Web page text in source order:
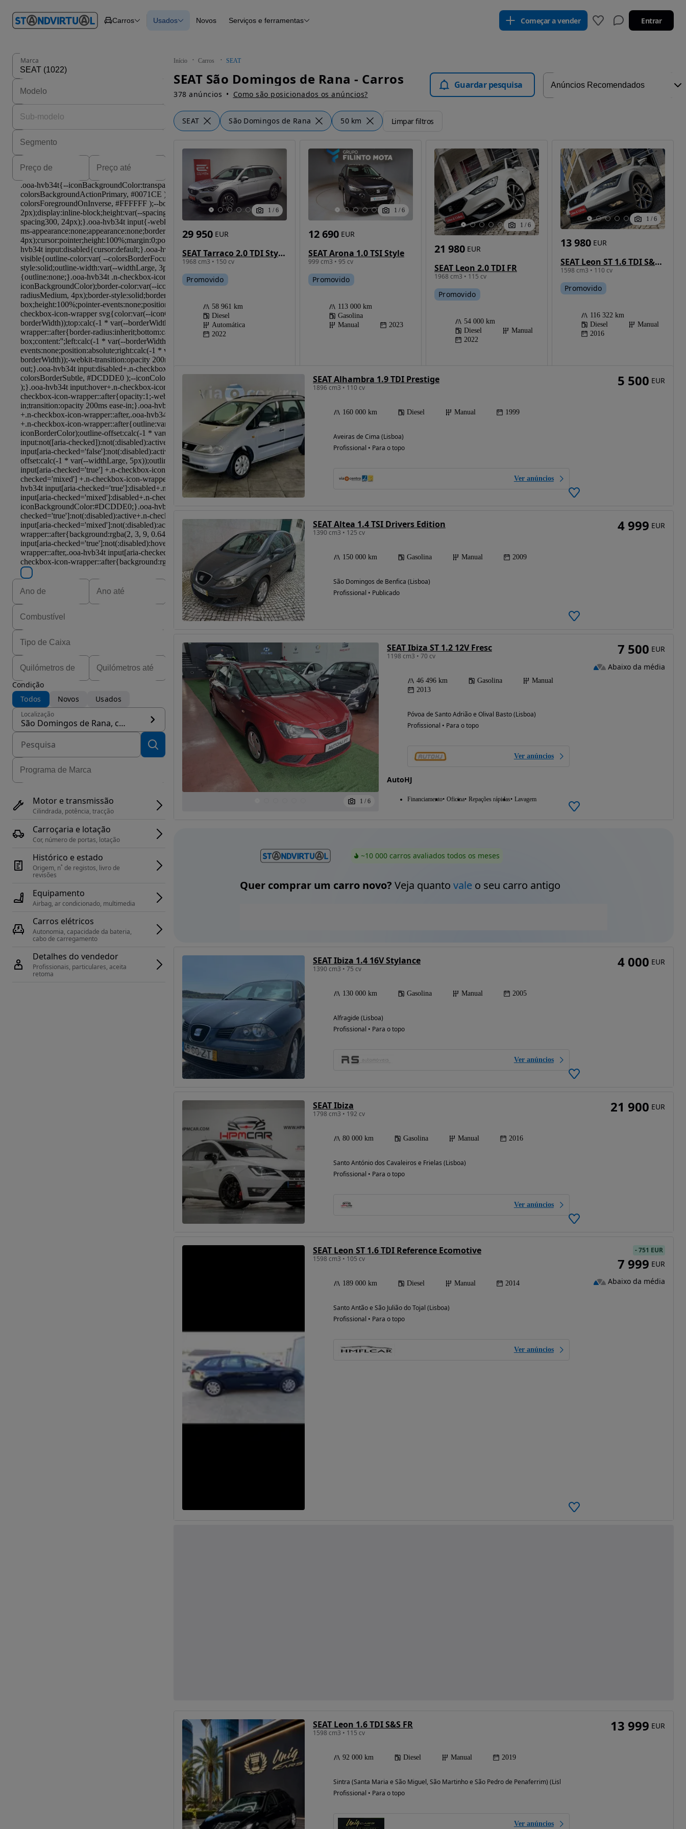
em
Carros Carros
Carros
Novos
Usados Novos Serviços e ferramentas Começar a vender Entrar
Início Carros SEAT
SEAT São Domingos de Rana - Carros
378 anúncios Como são posicionados os anúncios?
Guardar pesquisa
SEAT São Domingos de Rana 50 km Limpar filtros
Marca
Condição
Todos
Novos Usados
Localização
São Domingos de Rana, concelho Cascais
Motor e transmissão
Cilindrada, potência, tracção
Carroçaria e lotação
Cor, número de portas, lotação
Histórico e estado
Origem, n˚ de registos, livro de
revisões
Equipamento
Airbag, ar condicionado, multimedia
Carros elétricos
Autonomia, capacidade da bateria,
cabo de carregamento
Detalhes do vendedor
Profissionais, particulares, aceita
retoma
1 / 6
SEAT Tarraco 2.0 TDI Style DSG
1968 cm3 • 150 cv
29 950 EUR
Promovido
58 961 km
Diesel
Automática
2022
1 / 6
SEAT Arona 1.0 TSI Style
999 cm3 • 95 cv
12 690 EUR
Promovido
113 000 km
Gasolina
Manual
2023
1 / 6
SEAT Leon 2.0 TDI FR
1968 cm3 • 115 cv
21 980 EUR
Promovido
54 000 km
Diesel
Manual
2022
1 / 6
SEAT Leon ST 1.6 TDI S&S Style
1598 cm3 • 110 cv
13 980 EUR
Promovido
116 322 km
Diesel
Manual
2016
SEAT Alhambra 1.9 TDI Prestige
1896 cm3 • 110 cv
160 000 km Diesel Manual 1999
Aveiras de Cima (Lisboa)
Profissional • Para o topo
Ver anúncios
5 500 EUR
SEAT Altea 1.4 TSI Drivers Edition
1390 cm3 • 125 cv
150 000 km Gasolina Manual 2009
São Domingos de Benfica (Lisboa)
Profissional • Publicado
4 999 EUR
1 / 6
SEAT Ibiza ST 1.2 12V Fresc
1198 cm3 • 70 cv
46 496 km Gasolina
Manual
2013
Póvoa de Santo Adrião e Olival Basto (Lisboa)
Profissional • Para o topo
Ver anúncios
AutoHJ
Financiamento Oficina Repações rápidas Lavagem
7 500 EUR
Abaixo da média
~10 000 carros avaliados todos os meses
Quer comprar um carro novo? Veja quanto valeo seu carro antigo
SEAT Ibiza 1.4 16V Stylance
1390 cm3 • 75 cv
130 000 km Gasolina Manual 2005
Alfragide (Lisboa)
Profissional • Para o topo
Ver anúncios
4 000 EUR
SEAT Ibiza
1798 cm3 • 192 cv
80 000 km Gasolina Manual 2016
Santo António dos Cavaleiros e Frielas (Lisboa)
Profissional • Para o topo
Ver anúncios
21 900 EUR
SEAT Leon ST 1.6 TDI Reference Ecomotive
1598 cm3 • 105 cv
189 000 km Diesel Manual 2014
Santo Antão e São Julião do Tojal (Lisboa)
Profissional • Para o topo
Ver anúncios
-751 EUR
7 999 EUR
Abaixo da média
SEAT Leon 1.6 TDI S&S FR
1598 cm3 • 115 cv
92 000 km Diesel Manual 2019
Sintra (Santa Maria e São Miguel, São Martinho e São Pedro de Penaferrim) (Lisboa)
Profissional • Para o topo
Ver anúncios
13 999 EUR